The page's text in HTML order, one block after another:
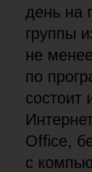
день на
группы
не
по
состоит
Office,
с